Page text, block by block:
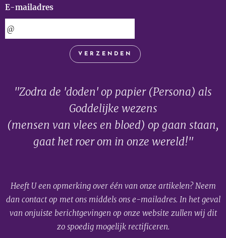
E-mailadres
VERZENDEN
"Zodra de 'doden' op papier (Persona) als
Goddelijke wezens
(mensen van vlees en bloed) op gaan staan,
gaat het roer om in onze wereld!"
Heeft U een opmerking over één van onze artikelen? Neem
dan contact op met ons middels ons e-mailadres. In het geval
van onjuiste berichtgevingen op onze website zullen wij dit
zo spoedig mogelijk rectificeren.